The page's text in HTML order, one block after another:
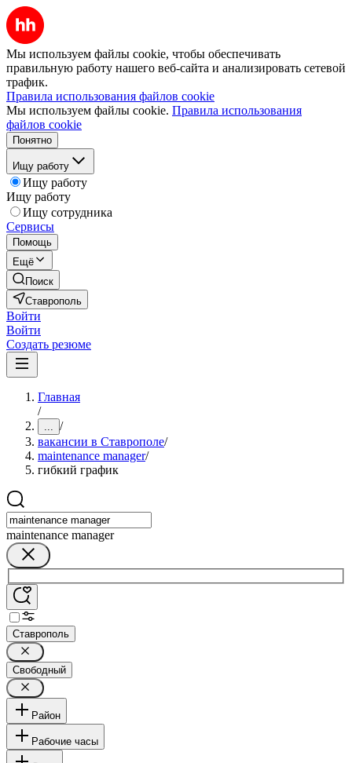
Мы используем файлы cookie, чтобы обеспечивать
правильную работу нашего веб-сайта и анализировать сетевой
трафик.
Правила использования файлов cookie
Мы используем файлы cookie. Правила использования
файлов cookie
Понятно
Ищу работу
Ищу работу
Ищу работу
Ищу сотрудника
Сервисы
Помощь
Ещё
Поиск
Ставрополь
Войти
Войти
Создать резюме
Главная
/
... /
вакансии в Ставрополе/
maintenance manager/
гибкий график
maintenance manager
Ставрополь
Свободный
Район
Рабочие часы